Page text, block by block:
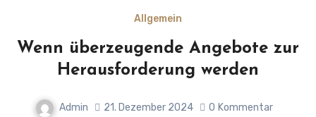
Allgemein
Wenn überzeugende Angebote zur
Herausforderung werden
Admin 21. Dezember 2024 0 Kommentar